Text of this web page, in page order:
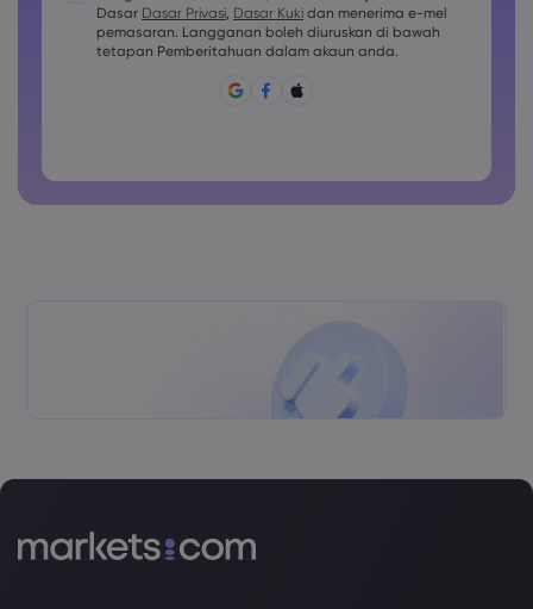
huruf besar aksara
Kata laluan mesti mengandungi sekurang-kurangnya 1
huruf kecil aksara
Kata laluan mesti mengandungi ~!@#£%^&amp;*()_-
Kata laluan tidak boleh mengandungi jarak
Dasar Dasar Privasi, Dasar Kuki dan menerima e-mel
pemasaran. Langganan boleh diuruskan di bawah
tetapan Pemberitahuan dalam akaun anda.